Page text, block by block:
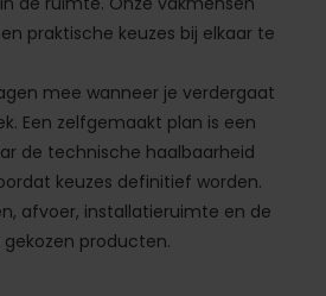
praktische keuzes bij elkaar te
mee wanneer je verdergaat
Een zelfgemaakt plan is een
de technische haalbaarheid
keuzes definitief worden.
afvoer, installatieruimte en de
producten.